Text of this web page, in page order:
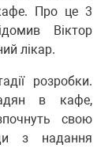
Про це 3
Віктор
лікар.
розробки.
в кафе,
свою
з надання